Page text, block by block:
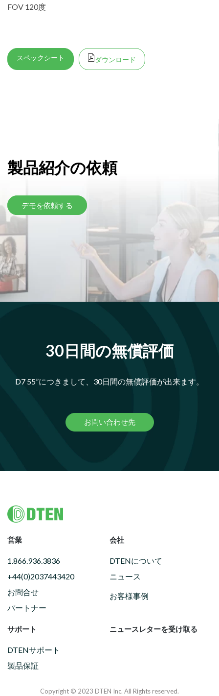
FOV 120度
スペックシート ダウンロード
製品紹介の依頼
デモを依頼する
30日間の無償評価
D7 55”につきまして、30日間の無償評価が出来ます。
お問い合わせ先
Footer
営業
1.866.936.3836
+44(0)2037443420
お問合せ
パートナー
会社
DTENについて
ニュース
お客様事例
サポート
DTENサポート
製品保証
ニュースレターを受け取る
Copyright © 2023 DTEN Inc. All Rights reserved.